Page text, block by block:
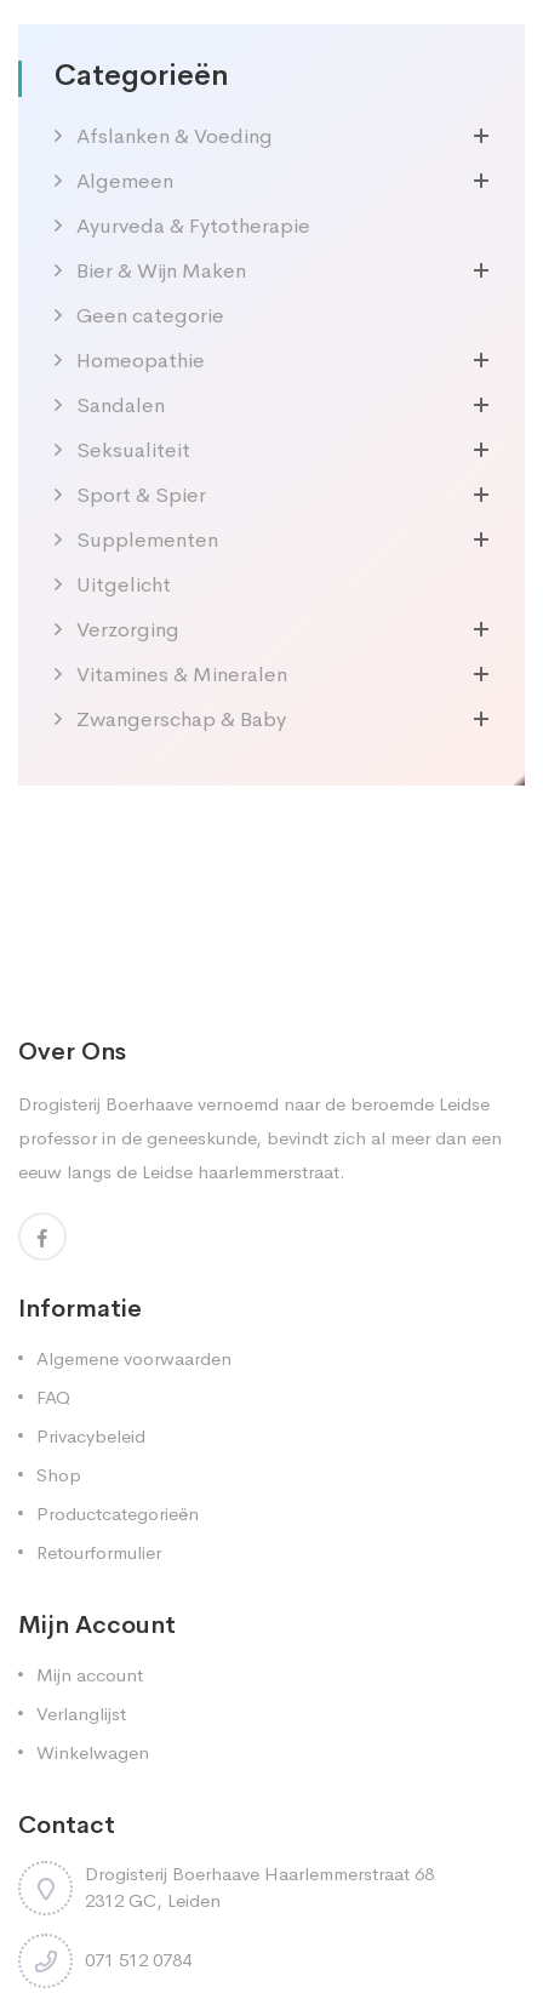
Categorieën
Afslanken & Voeding
Algemeen
Ayurveda & Fytotherapie
Bier & Wijn Maken
Geen categorie
Homeopathie
Sandalen
Seksualiteit
Sport & Spier
Supplementen
Uitgelicht
Verzorging
Vitamines & Mineralen
Zwangerschap & Baby
Over Ons
Drogisterij Boerhaave vernoemd naar de beroemde Leidse
professor in de geneeskunde, bevindt zich al meer dan een
eeuw langs de Leidse haarlemmerstraat.
Informatie
Algemene voorwaarden
FAQ
Privacybeleid
Shop
Productcategorieën
Retourformulier
Mijn Account
Mijn account
Verlanglijst
Winkelwagen
Contact
Drogisterij Boerhaave Haarlemmerstraat 68
2312 GC, Leiden
071 512 0784